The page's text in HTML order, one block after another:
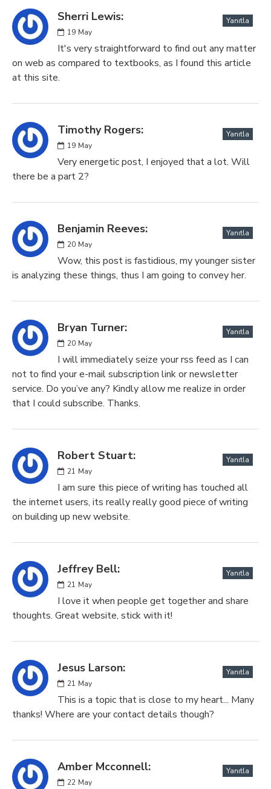
Sherri Lewis:
19 May
Yanıtla
It's very straightforward to find out any matter
on web as compared to textbooks, as I found this article
at this site.
Timothy Rogers:
19 May
Yanıtla
Very energetic post, I enjoyed that a lot. Will
there be a part 2?
Benjamin Reeves:
20 May
Yanıtla
Wow, this post is fastidious, my younger sister
is analyzing these things, thus I am going to convey her.
Bryan Turner:
20 May
Yanıtla
I will immediately seize your rss feed as I can
not to find your e-mail subscription link or newsletter
service. Do you’ve any? Kindly allow me realize in order
that I could subscribe. Thanks.
Robert Stuart:
21 May
Yanıtla
I am sure this piece of writing has touched all
the internet users, its really really good piece of writing
on building up new website.
Jeffrey Bell:
21 May
Yanıtla
I love it when people get together and share
thoughts. Great website, stick with it!
Jesus Larson:
21 May
Yanıtla
This is a topic that is close to my heart... Many
thanks! Where are your contact details though?
Amber Mcconnell:
22 May
Yanıtla